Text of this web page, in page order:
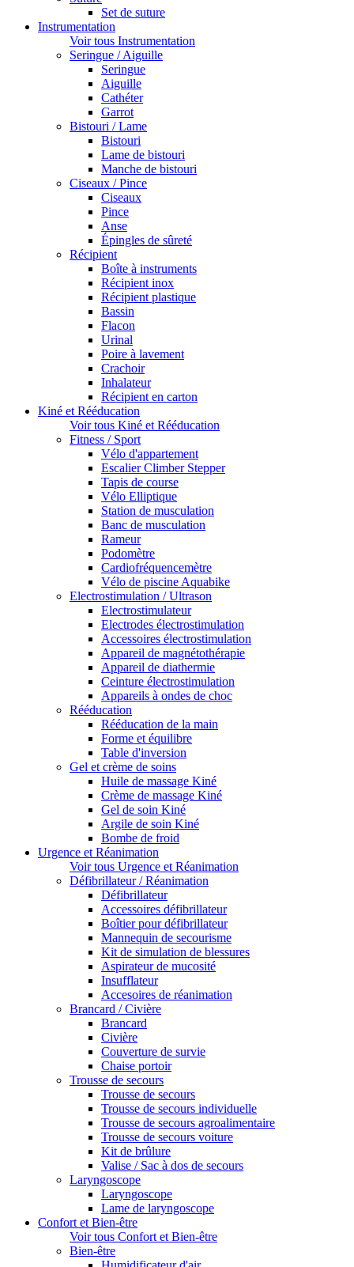
Set de suture
Instrumentation
Voir tous Instrumentation
Seringue / Aiguille
Seringue
Aiguille
Cathéter
Garrot
Bistouri / Lame
Bistouri
Lame de bistouri
Manche de bistouri
Ciseaux / Pince
Ciseaux
Pince
Anse
Épingles de sûreté
Récipient
Boîte à instruments
Récipient inox
Récipient plastique
Bassin
Flacon
Urinal
Poire à lavement
Crachoir
Inhalateur
Récipient en carton
Kiné et Rééducation
Voir tous Kiné et Rééducation
Fitness / Sport
Vélo d'appartement
Escalier Climber Stepper
Tapis de course
Vélo Elliptique
Station de musculation
Banc de musculation
Rameur
Podomètre
Cardiofréquencemètre
Vélo de piscine Aquabike
Electrostimulation / Ultrason
Electrostimulateur
Electrodes électrostimulation
Accessoires électrostimulation
Appareil de magnétothérapie
Appareil de diathermie
Ceinture électrostimulation
Appareils à ondes de choc
Rééducation
Rééducation de la main
Forme et équilibre
Table d'inversion
Gel et crème de soins
Huile de massage Kiné
Crème de massage Kiné
Gel de soin Kiné
Argile de soin Kiné
Bombe de froid
Urgence et Réanimation
Voir tous Urgence et Réanimation
Défibrillateur / Réanimation
Défibrillateur
Accessoires défibrillateur
Boîtier pour défibrillateur
Mannequin de secourisme
Kit de simulation de blessures
Aspirateur de mucosité
Insufflateur
Accesoires de réanimation
Brancard / Civière
Brancard
Civière
Couverture de survie
Chaise portoir
Trousse de secours
Trousse de secours
Trousse de secours individuelle
Trousse de secours agroalimentaire
Trousse de secours voiture
Kit de brûlure
Valise / Sac à dos de secours
Laryngoscope
Laryngoscope
Lame de laryngoscope
Confort et Bien-être
Voir tous Confort et Bien-être
Bien-être